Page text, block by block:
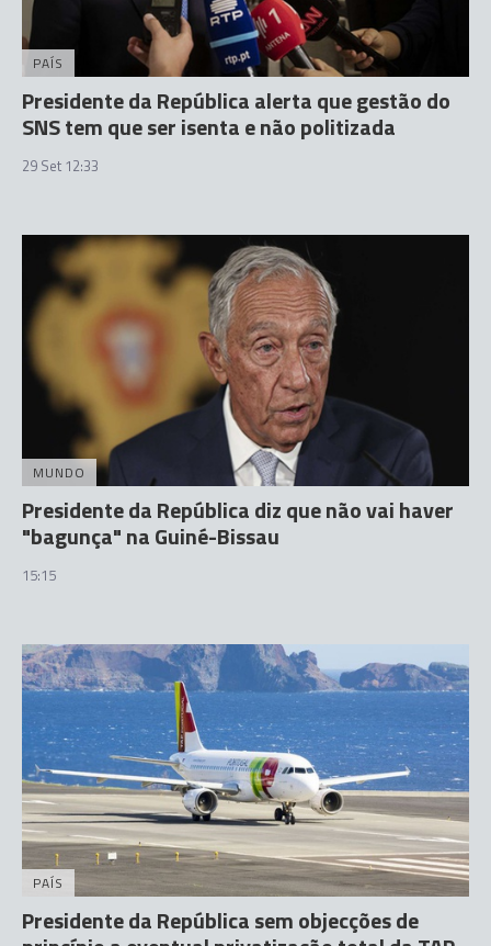
PAÍS
Presidente da República alerta que gestão do
SNS tem que ser isenta e não politizada
29 Set 12:33
MUNDO
Presidente da República diz que não vai haver
"bagunça" na Guiné-Bissau
15:15
PAÍS
Presidente da República sem objecções de